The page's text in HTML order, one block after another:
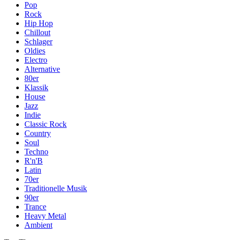
Pop
Rock
Hip Hop
Chillout
Schlager
Oldies
Electro
Alternative
80er
Klassik
House
Jazz
Indie
Classic Rock
Country
Soul
Techno
R'n'B
Latin
70er
Traditionelle Musik
90er
Trance
Heavy Metal
Ambient